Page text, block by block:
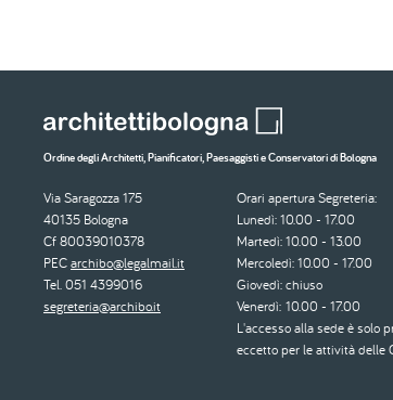
Ordine degli Architetti, Pianificatori, Paesaggisti e Conservatori di Bologna
Via Saragozza 175
40135 Bologna
Cf 80039010378
PECarchibo@legalmail.it
Tel. 051 4399016
segreteria@archibo.it
Orari apertura Segreteria:
Lunedì: 10.00 - 17.00
Martedì: 10.00 - 13.00
Mercoledì: 10.00 - 17.00
Giovedì: chiuso
Venerdì: 10.00 - 17.00
L'accesso alla sede è solo
eccetto per le attività delle